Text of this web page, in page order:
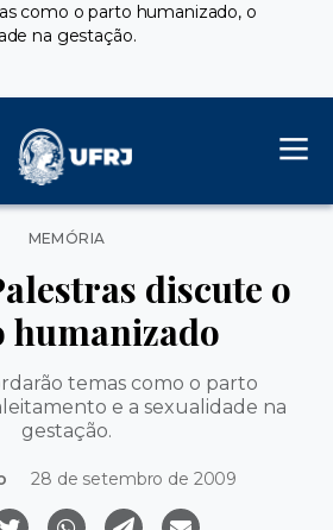
como o parto humanizado, o
na gestação.
Categorias
MEMÓRIA
discute o
humanizado
temas como o parto
e a sexualidade na
gestação.
28 de setembro de 2009